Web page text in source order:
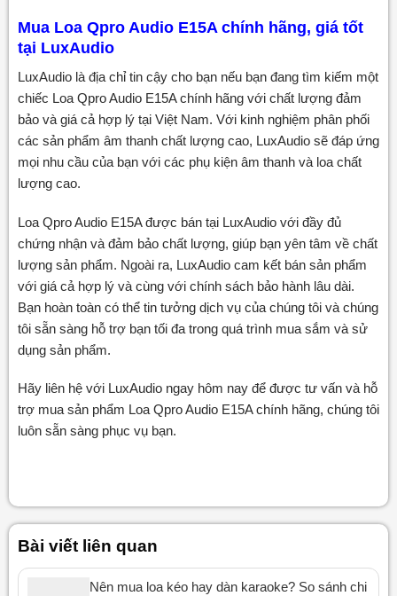
Mua Loa Qpro Audio E15A chính hãng, giá tốt
tại LuxAudio
LuxAudio là địa chỉ tin cậy cho bạn nếu bạn đang tìm kiếm một
chiếc Loa Qpro Audio E15A chính hãng với chất lượng đảm
bảo và giá cả hợp lý tại Việt Nam. Với kinh nghiệm phân phối
các sản phẩm âm thanh chất lượng cao, LuxAudio sẽ đáp ứng
mọi nhu cầu của bạn với các phụ kiện âm thanh và loa chất
lượng cao.
Loa Qpro Audio E15A được bán tại LuxAudio với đầy đủ
chứng nhận và đảm bảo chất lượng, giúp bạn yên tâm về chất
lượng sản phẩm. Ngoài ra, LuxAudio cam kết bán sản phẩm
với giá cả hợp lý và cùng với chính sách bảo hành lâu dài.
Bạn hoàn toàn có thể tin tưởng dịch vụ của chúng tôi và chúng
tôi sẵn sàng hỗ trợ bạn tối đa trong quá trình mua sắm và sử
dụng sản phẩm.
Hãy liên hệ với LuxAudio ngay hôm nay để được tư vấn và hỗ
trợ mua sản phẩm Loa Qpro Audio E15A chính hãng, chúng tôi
luôn sẵn sàng phục vụ bạn.
Bài viết liên quan
Nên mua loa kéo hay dàn karaoke? So sánh chi